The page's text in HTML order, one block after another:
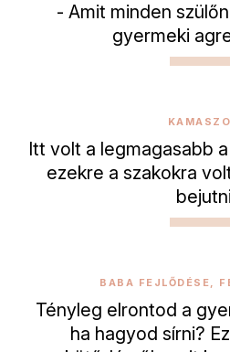
- Amit minden
gyermeki
Itt volt a legmagasabb
ezekre a szakokra
bejutni
BABA FEJLŐDÉSE,
Tényleg elrontod a
ha hagyod sírni?